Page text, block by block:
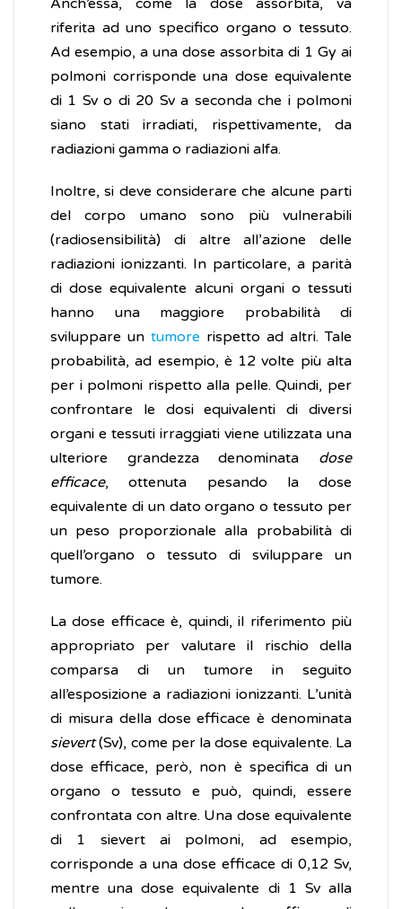
Anch’essa, come la dose assorbita, va
riferita ad uno specifico organo o tessuto.
Ad esempio, a una dose assorbita di 1 Gy ai
polmoni corrisponde una dose equivalente
di 1 Sv o di 20 Sv a seconda che i polmoni
siano stati irradiati, rispettivamente, da
radiazioni gamma o radiazioni alfa.
Inoltre, si deve considerare che alcune parti
del corpo umano sono più vulnerabili
(radiosensibilità) di altre all’azione delle
radiazioni ionizzanti. In particolare, a parità
di dose equivalente alcuni organi o tessuti
hanno una maggiore probabilità di
sviluppare un tumore rispetto ad altri. Tale
probabilità, ad esempio, è 12 volte più alta
per i polmoni rispetto alla pelle. Quindi, per
confrontare le dosi equivalenti di diversi
organi e tessuti irraggiati viene utilizzata una
ulteriore grandezza denominata dose
efficace, ottenuta pesando la dose
equivalente di un dato organo o tessuto per
un peso proporzionale alla probabilità di
quell’organo o tessuto di sviluppare un
tumore.
La dose efficace è, quindi, il riferimento più
appropriato per valutare il rischio della
comparsa di un tumore in seguito
all’esposizione a radiazioni ionizzanti. L’unità
di misura della dose efficace è denominata
sievert(Sv), come per la dose equivalente. La
dose efficace, però, non è specifica di un
organo o tessuto e può, quindi, essere
confrontata con altre. Una dose equivalente
di 1 sievert ai polmoni, ad esempio,
corrisponde a una dose efficace di 0,12 Sv,
mentre una dose equivalente di 1 Sv alla